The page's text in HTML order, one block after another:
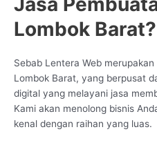
Lombok Barat?
Sebab Lentera Web
Lombok Barat, yang berpusat
digital yang melayani jasa
Kami akan menolong bisnis
kenal dengan raihan yang luas.